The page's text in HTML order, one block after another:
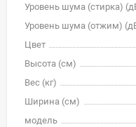
Уровень шума (стирка)
Уровень шума (отжим)
Цвет
Высота (см)
Вес (кг)
Ширина (см)
модель